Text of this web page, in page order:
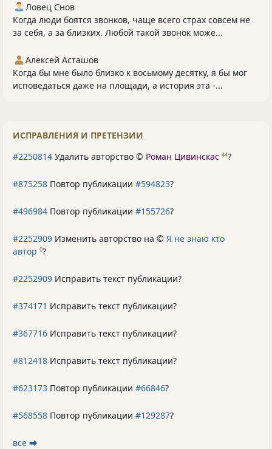
Ловец Снов
Когда люди боятся звонков, чаще всего страх совсем не
за себя, а за близких. Любой такой звонок може...
Алексей Асташов
Когда бы мне было близко к восьмому десятку, я бы мог
исповедаться даже на площади, а история эта -...
ИСПРАВЛЕНИЯ И ПРЕТЕНЗИИ
#2250814 Удалить авторство © Роман Цивинскас 44?
#875258 Повтор публикации #594823?
#496984 Повтор публикации #155726?
#2252909 Изменить авторство на © Я не знаю кто
автор 0?
#2252909 Исправить текст публикации?
#374171 Исправить текст публикации?
#367716 Исправить текст публикации?
#812418 Исправить текст публикации?
#623173 Повтор публикации #66846?
#568558 Повтор публикации #129287?
все ⮕